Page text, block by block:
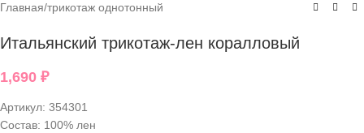
Главная/трикотаж однотонный
Итальянский трикотаж-лен коралловый
1,690 ₽
Артикул: 354301
Состав: 100% лен